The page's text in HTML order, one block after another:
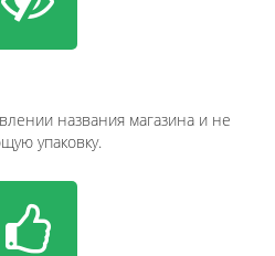
названия магазина и не
упаковку.